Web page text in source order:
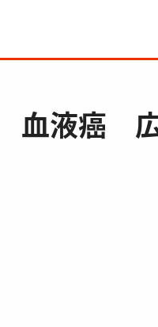
血液癌